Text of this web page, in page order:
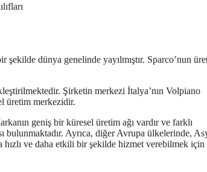
dünya genelinde yayılmıştır. Sparco’nun
Şirketin merkezi İtalya’nın Volpiano
üretim merkezidir.
geniş bir küresel üretim ağı vardır ve farklı
Ayrıca, diğer Avrupa ülkelerinde,
ve daha etkili bir şekilde hizmet verebilmek için